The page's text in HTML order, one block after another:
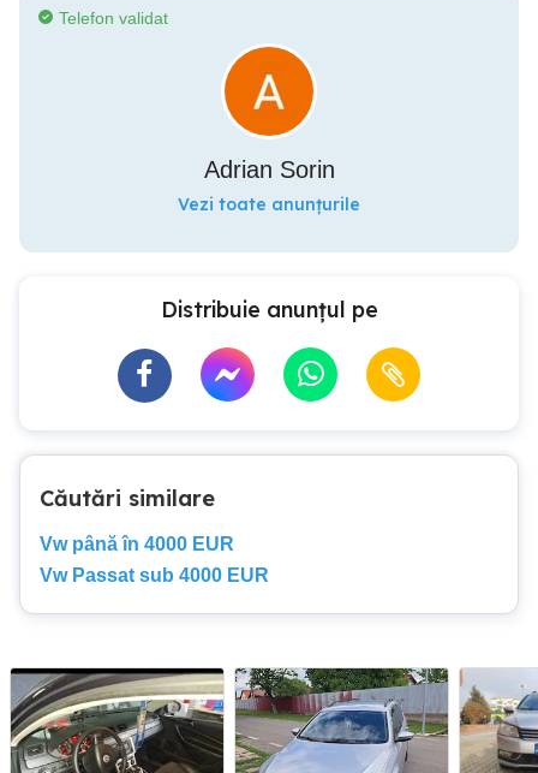
Telefon validat
Adrian Sorin
Vezi toate anunțurile
Distribuie anunțul pe
Căutări similare
Vw până în 4000 EUR
Vw Passat sub 4000 EUR